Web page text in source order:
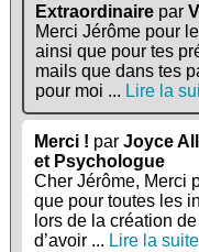
Extraordinaire par
Merci Jérôme pour
ainsi que pour tes
mails que dans tes
pour moi ... Lire la
Merci ! parJoyce
et Psychologue
Cher Jérôme, Merci
que pour toutes les
lors de la création
d’avoir ... Lire la suite